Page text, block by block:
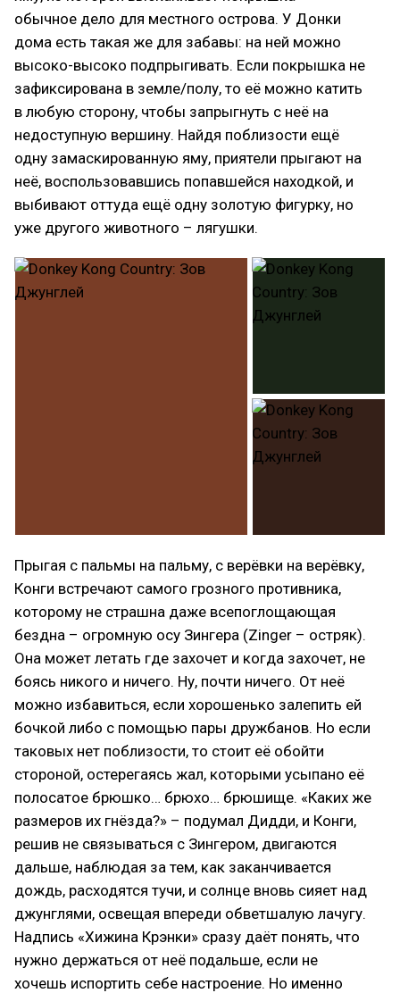
обычное дело для местного острова. У Донки
дома есть такая же для забавы: на ней можно
высоко-высоко подпрыгивать. Если покрышка не
зафиксирована в земле/полу, то её можно катить
в любую сторону, чтобы запрыгнуть с неё на
недоступную вершину. Найдя поблизости ещё
одну замаскированную яму, приятели прыгают на
неё, воспользовавшись попавшейся находкой, и
выбивают оттуда ещё одну золотую фигурку, но
уже другого животного – лягушки.
Прыгая с пальмы на пальму, с верёвки на верёвку,
Конги встречают самого грозного противника,
которому не страшна даже всепоглощающая
бездна – огромную осу Зингера (Zinger – остряк).
Она может летать где захочет и когда захочет, не
боясь никого и ничего. Ну, почти ничего. От неё
можно избавиться, если хорошенько залепить ей
бочкой либо с помощью пары дружбанов. Но если
таковых нет поблизости, то стоит её обойти
стороной, остерегаясь жал, которыми усыпано её
полосатое брюшко… брюхо… брюшище. «Каких же
размеров их гнёзда?» – подумал Дидди, и Конги,
решив не связываться с Зингером, двигаются
дальше, наблюдая за тем, как заканчивается
дождь, расходятся тучи, и солнце вновь сияет над
джунглями, освещая впереди обветшалую лачугу.
Надпись «Хижина Крэнки» сразу даёт понять, что
нужно держаться от неё подальше, если не
хочешь испортить себе настроение. Но именно